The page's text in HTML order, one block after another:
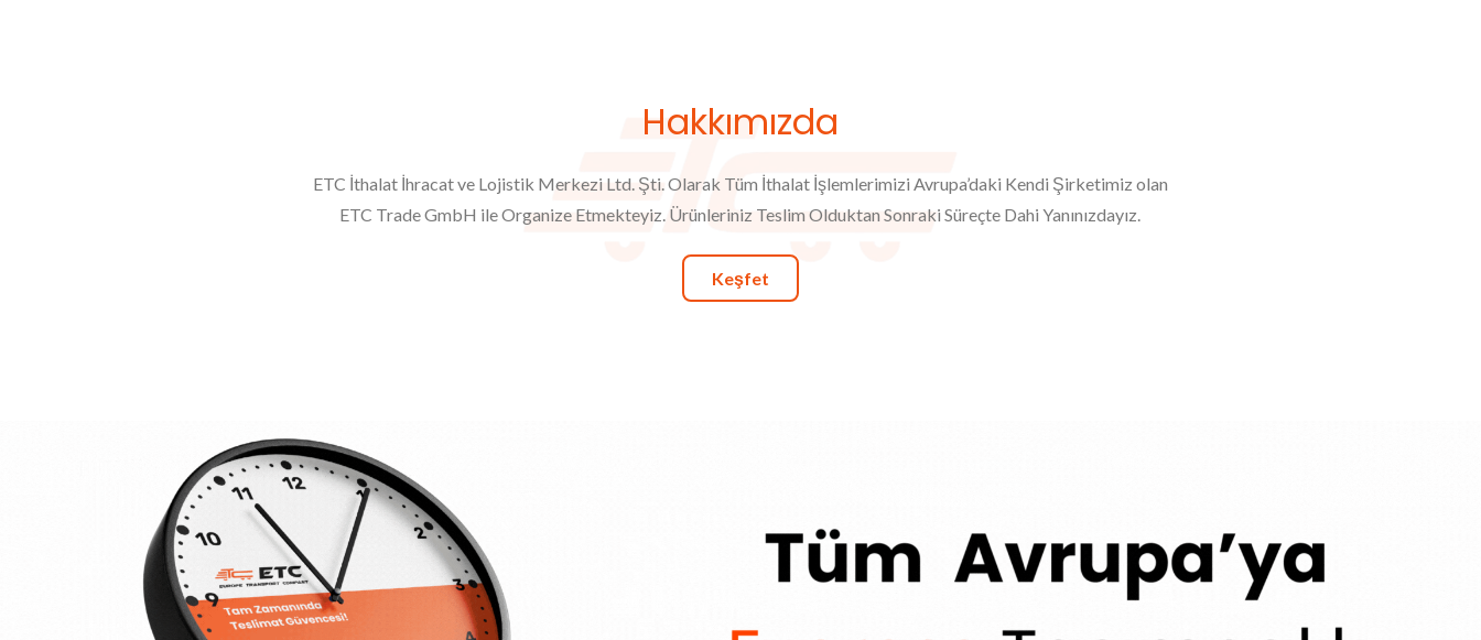
Hakkımızda
ETC İthalat İhracat ve Lojistik Merkezi Ltd. Şti. Olarak Tüm İthalat İşlemlerimizi Avrupa’daki Kendi Şirketimiz olan
ETC Trade GmbH ile Organize Etmekteyiz. Ürünleriniz Teslim Olduktan Sonraki Süreçte Dahi Yanınızdayız.
Keşfet